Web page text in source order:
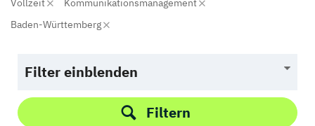
Vollzeit
Kommunikationsmanagement
Baden-Württemberg
Filter einblenden
Filtern